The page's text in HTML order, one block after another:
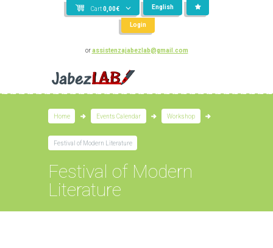
Cart0,00€ English
Login
orassistenzajabezlab@gmail.com
Home Events Calendar Workshop
Festival of Modern Literature
Festival of Modern
Literature